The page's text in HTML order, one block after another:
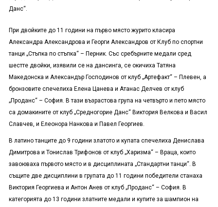
Данс“.
При двойките до 11 години на първо място журито класира
Александра Александрова и Георги Александров от Клуб по спортни
танци „Стъпка по стъпка“ – Перник. Със сребърните медали сред
шестте двойки, изявили се на дансинга, се окичиха Татяна
Македонска и Александър Господинов от клуб „Артефакт“ – Плевен, а
бронзовите спечелиха Елена Цанева и Атанас Делчев от клуб
„Проданс“ – София. В тази възрастова група на четвърто и пето място
са домакините от клуб „Средногорие Данс“ Виктория Велкова и Васил
Славчев, и Елеонора Нанкова и Павел Георгиев.
В латино танците до 9 години златото и купата спечелиха Денислава
Димитрова и Тонислав Трифонов от клуб „Харизма“ – Враца, които
завоюваха първото място и в дисциплината „Стандартни танци“. В
същите две дисциплини в групата до 11 години победители станаха
Виктория Георгиева и Антон Анев от клуб „Проданс“ – София. В
категорията до 13 години златните медали и купите за шампион на